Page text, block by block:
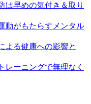
は早めの気付き＆取り
動がもたらすメンタル
よる健康への影響と
レーニングで無理なく